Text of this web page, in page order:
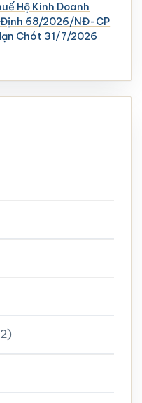
Hộ Kinh Doanh
Định 68/2026/NĐ-CP
Chót 31/7/2026